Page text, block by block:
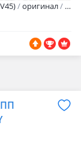
оригинал